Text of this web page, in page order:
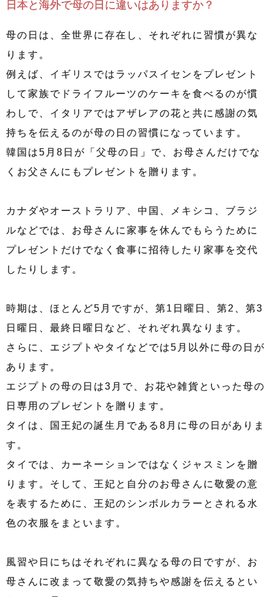
日本と海外で母の日に違いはありますか？
母の日は、全世界に存在し、それぞれに習慣が異な
ります。
例えば、イギリスではラッパスイセンをプレゼント
して家族でドライフルーツのケーキを食べるのが慣
わしで、イタリアではアザレアの花と共に感謝の気
持ちを伝えるのが母の日の習慣になっています。
韓国は5月8日が「父母の日」で、お母さんだけでな
くお父さんにもプレゼントを贈ります。
カナダやオーストラリア、中国、メキシコ、ブラジ
ルなどでは、お母さんに家事を休んでもらうために
プレゼントだけでなく食事に招待したり家事を交代
したりします。
時期は、ほとんど5月ですが、第1日曜日、第2、第3
日曜日、最終日曜日など、それぞれ異なります。
さらに、エジプトやタイなどでは5月以外に母の日が
あります。
エジプトの母の日は3月で、お花や雑貨といった母の
日専用のプレゼントを贈ります。
タイは、国王妃の誕生月である8月に母の日がありま
す。
タイでは、カーネーションではなくジャスミンを贈
ります。そして、王妃と自分のお母さんに敬愛の意
を表するために、王妃のシンボルカラーとされる水
色の衣服をまといます。
風習や日にちはそれぞれに異なる母の日ですが、お
母さんに改まって敬愛の気持ちや感謝を伝えるとい